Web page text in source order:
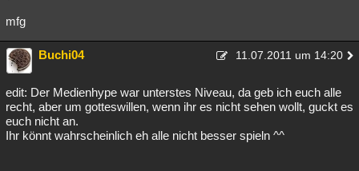
mfg
Buchi04 11.07.2011 um 14:20
edit: Der Medienhype war unterstes Niveau, da geb ich euch alle
recht, aber um gotteswillen, wenn ihr es nicht sehen wollt, guckt es
euch nicht an.
Ihr könnt wahrscheinlich eh alle nicht besser spieln ^^